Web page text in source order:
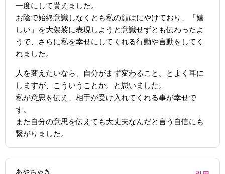
一度にして貰えました。
お陰で始終意識しなくとも私の顔はにやけており、「嬉
しい」を大袈裟に表現しようと意識せずとも伝わったよ
うで、さらに私を幸せにしてくれる行動や言動をしてく
れました。
人を変えたいなら、自分がまず変わること。とよく耳に
しますが、こういうことか。と思いました。
私が意思を伝え、相手が受け入れてくれる事が幸せで
す。
また自分の意思を伝えても大丈夫なんだと言う自信にも
繋がりました。
あやちゃき